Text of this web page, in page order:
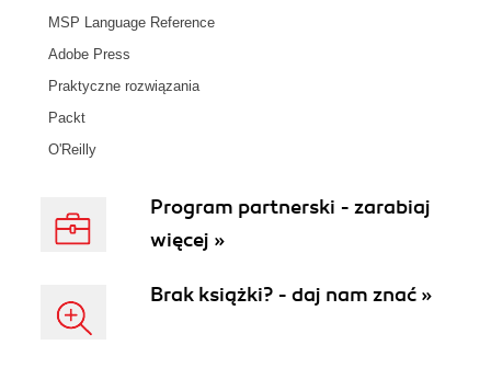
MSP Language Reference
Adobe Press
Praktyczne rozwiązania
Packt
O'Reilly
Program partnerski - zarabiaj
więcej »
Brak książki? - daj nam znać »